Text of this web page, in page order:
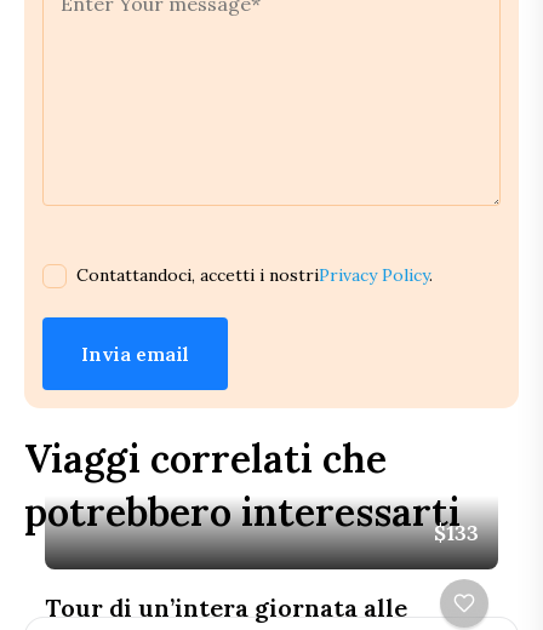
Contattandoci, accetti i nostriPrivacy Policy.
Invia email
Viaggi correlati che
potrebbero interessarti
$133
Tour di un’intera giornata alle